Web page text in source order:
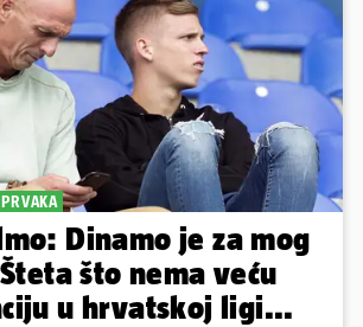
Dinamo je za mog
što nema veću
u hrvatskoj ligi...